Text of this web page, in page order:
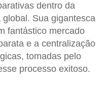
dentro da
Sua gigantesca
fantástico mercado
e a centralização
tomadas pelo
processo exitoso.